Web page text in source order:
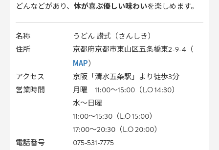
どんなどがあり、 体が喜ぶ優しい味わいを楽しめます。
名称
うどん 讃式（さんしき）
住所
京都府京都市東山区五条橋東2-9-4（
MAP）
アクセス
京阪「清水五条駅」より徒歩3分
営業時間
月曜 11:00～15:00（L.O 14:30）
水～日曜
11:00～15:30（L.O 15:00）
17:00～20:30（L.O 20:00）
電話番号
075-531-7775